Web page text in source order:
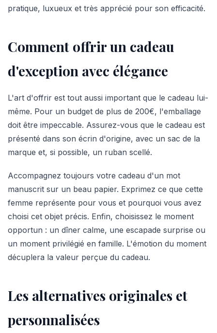
pratique, luxueux et très apprécié pour son efficacité.
Comment offrir un cadeau
d'exception avec élégance
L'art d'offrir est tout aussi important que le cadeau lui-
même. Pour un budget de plus de 200€, l'emballage
doit être impeccable. Assurez-vous que le cadeau est
présenté dans son écrin d'origine, avec un sac de la
marque et, si possible, un ruban scellé.
Accompagnez toujours votre cadeau d'un mot
manuscrit sur un beau papier. Exprimez ce que cette
femme représente pour vous et pourquoi vous avez
choisi cet objet précis. Enfin, choisissez le moment
opportun : un dîner calme, une escapade surprise ou
un moment privilégié en famille. L'émotion du moment
décuplera la valeur perçue du cadeau.
Les alternatives originales et
personnalisées